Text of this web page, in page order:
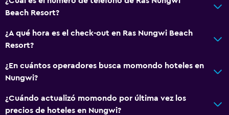
Tenis
Servicios básicos
Beach Resort?
¿A qué hora es el check-out en Ras Nungwi Beach
Resort?
¿En cuántos operadores busca momondo hoteles en
Nungwi?
¿Cuándo actualizó momondo por última vez los
precios de hoteles en Nungwi?